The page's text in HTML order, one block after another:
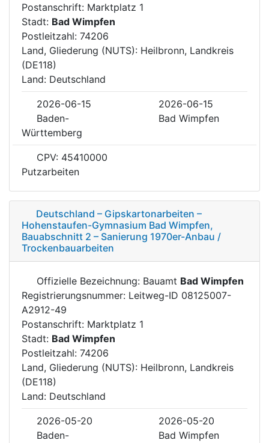
Postanschrift: Marktplatz 1
Stadt: Bad Wimpfen
Postleitzahl: 74206
Land, Gliederung (NUTS): Heilbronn, Landkreis
(DE118)
Land: Deutschland
2026-06-15
2026-06-15
Baden-
Württemberg
Bad Wimpfen
CPV: 45410000
Putzarbeiten
Deutschland – Gipskartonarbeiten –
Hohenstaufen-Gymnasium Bad Wimpfen,
Bauabschnitt 2 – Sanierung 1970er-Anbau /
Trockenbauarbeiten
Offizielle Bezeichnung: Bauamt Bad Wimpfen
Registrierungsnummer: Leitweg-ID 08125007-
A2912-49
Postanschrift: Marktplatz 1
Stadt: Bad Wimpfen
Postleitzahl: 74206
Land, Gliederung (NUTS): Heilbronn, Landkreis
(DE118)
Land: Deutschland
2026-05-20
2026-05-20
Baden-
Bad Wimpfen